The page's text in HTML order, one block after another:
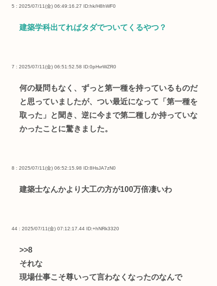
5 : 2025/07/11(金) 06:49:16.27 ID:hk/H8hWF0
建築学科出てればタダでついてくるやつ？
7 : 2025/07/11(金) 06:51:52.58 ID:0pHvrWZR0
何の疑問もなく、ずっと第一種を持っているものだ
と思っていましたが、つい最近になって「第一種を
取った」と聞き、逆に今まで第二種しか持っていな
かったことに驚きました。
8 : 2025/07/11(金) 06:52:15.98 ID:8HsJA7zN0
建築士なんかより大工の方が100万倍凄いわ
44 : 2025/07/11(金) 07:12:17.44 ID:+hNRk3320
>>8
それな
現場仕事こそ尊いって言わなくなったのなんで